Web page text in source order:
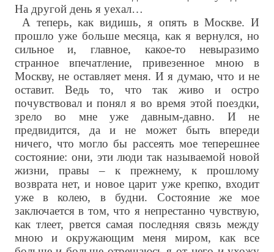
На другой день я уехал…
А теперь, как видишь, я опять в Москве. И
прошло уже больше месяца, как я вернулся, но
сильное и, главное, какое-то невыразимо
странное впечатление, привезенное мною в
Москву, не оставляет меня. И я думаю, что и не
оставит. Ведь то, что так живо и остро
почувствовал и понял я во время этой поездки,
зрело во мне уже давным-давно. И не
предвидится, да и не может быть впереди
ничего, что могло бы рассеять мое теперешнее
состояние: они, эти люди так называемой новой
жизни, правы – к прежнему, к прошлому
возврата нет, и новое царит уже крепко, входит
уже в колею, в будни. Состояние же мое
заключается в том, что я непрестанно чувствую,
как тлеет, рвется самая последняя связь между
мною и окружающим меня миром, как все